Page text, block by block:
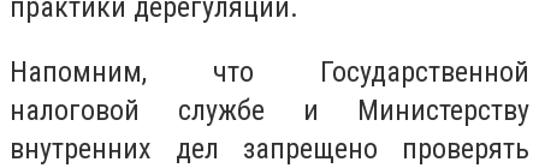
практики дерегуляции.
Напомним, что Государственной
налоговой службе и Министерству
внутренних дел запрещено проверять